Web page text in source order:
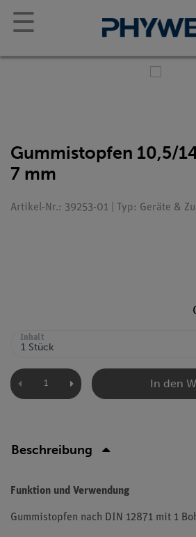
☰
Gummistopfen 10,5/
7 mm
Artikel-Nr.: 39253-01 | Typ: Geräte &
Inhalt
In den
Beschreibung
Funktion und Verwendung
Gummistopfen nach DIN 12871 mit 1